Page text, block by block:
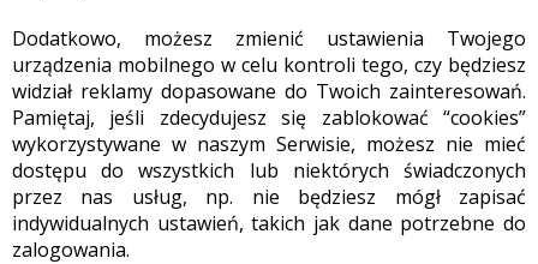
Dodatkowo, możesz zmienić ustawienia Twojego
urządzenia mobilnego w celu kontroli tego, czy będziesz
widział reklamy dopasowane do Twoich zainteresowań.
Pamiętaj, jeśli zdecydujesz się zablokować “cookies”
wykorzystywane w naszym Serwisie, możesz nie mieć
dostępu do wszystkich lub niektórych świadczonych
przez nas usług, np. nie będziesz mógł zapisać
indywidualnych ustawień, takich jak dane potrzebne do
zalogowania.